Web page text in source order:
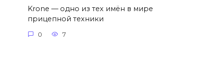
Krone — одно из тех имён в мире
прицепной техники
0 7